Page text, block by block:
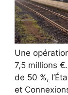
Une
7,5 millions
de 50 %,
et